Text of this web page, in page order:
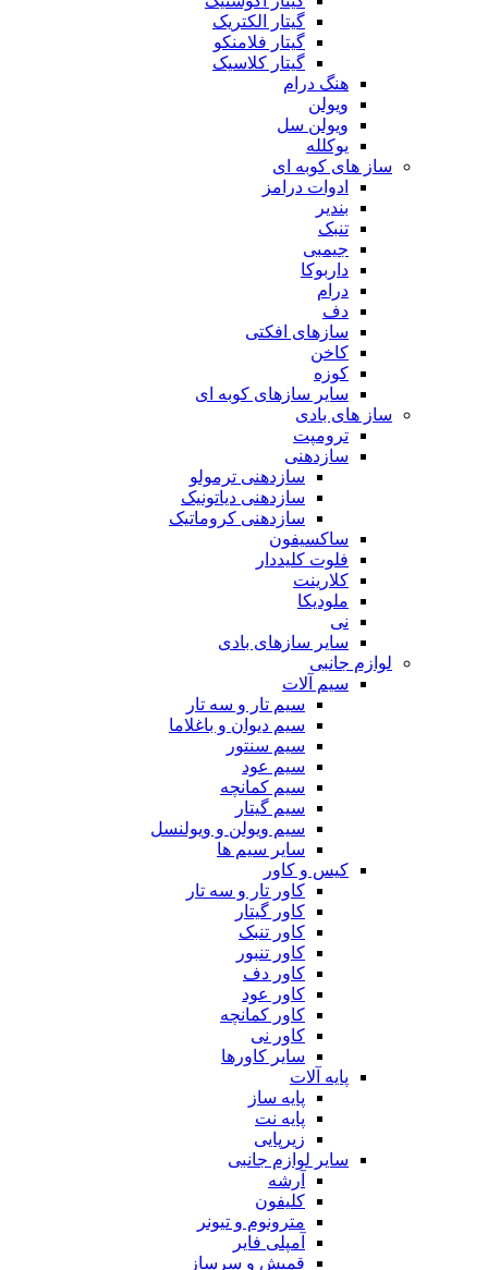
گیتار الکتریک
گیتار فلامنکو
گیتار کلاسیک
هنگ درام
ویولن
ویولن سل
یوکلله
ساز های کوبه ای
ادوات درامز
بندیر
تنبک
جیمبی
داربوکا
درام
دف
سازهای افکتی
کاخن
کوزه
سایر سازهای کوبه ای
ساز های بادی
ترومپت
سازدهنی
سازدهنی ترمولو
سازدهنی دیاتونیک
سازدهنی کروماتیک
ساکسیفون
فلوت کلیددار
کلارینت
ملودیکا
نی
سایر سازهای بادی
لوازم جانبی
سیم آلات
سیم تار و سه تار
سیم دیوان و باغلاما
سیم سنتور
سیم عود
سیم کمانچه
سیم گیتار
سیم ویولن و ویولنسل
سایر سیم ها
کیس و کاور
کاور تار و سه تار
کاور گیتار
کاور تنبک
کاور تنبور
کاور دف
کاور عود
کاور کمانچه
کاور نی
سایر کاورها
پایه آلات
پایه ساز
پایه نت
زیرپایی
سایر لوازم جانبی
آرشه
کلیفون
مترونوم و تیونر
آمپلی فایر
قمیش و سرساز